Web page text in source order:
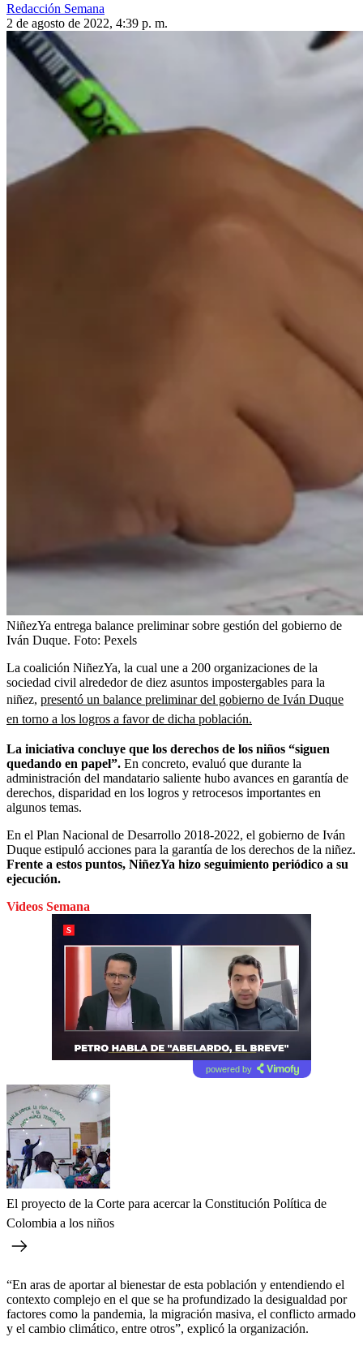
Redacción Semana
2 de agosto de 2022, 4:39 p. m.
NiñezYa entrega balance preliminar sobre gestión del gobierno de
Iván Duque. Foto: Pexels
La coalición NiñezYa, la cual une a 200 organizaciones de la
sociedad civil alrededor de diez asuntos impostergables para la
niñez, presentó un balance preliminar del gobierno de Iván Duque
en torno a los logros a favor de dicha población.
La iniciativa concluye que los derechos de los niños “siguen
quedando en papel”. En concreto, evaluó que durante la
administración del mandatario saliente hubo avances en garantía de
derechos, disparidad en los logros y retrocesos importantes en
algunos temas.
En el Plan Nacional de Desarrollo 2018-2022, el gobierno de Iván
Duque estipuló acciones para la garantía de los derechos de la niñez.
Frente a estos puntos, NiñezYa hizo seguimiento periódico a su
ejecución.
Videos Semana
powered by
El proyecto de la Corte para acercar la Constitución Política de
Colombia a los niños
“En aras de aportar al bienestar de esta población y entendiendo el
contexto complejo en el que se ha profundizado la desigualdad por
factores como la pandemia, la migración masiva, el conflicto armado
y el cambio climático, entre otros”, explicó la organización.